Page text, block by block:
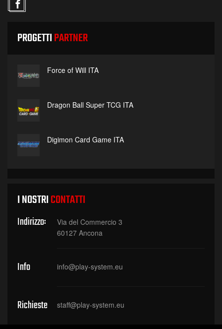
PROGETTIPARTNER
Force of Will ITA
Dragon Ball Super TCG ITA
Digimon Card Game ITA
I NOSTRICONTATTI
Indirizzo:
Via del Commercio 3
60127 Ancona
Info info@play-system.eu
Richieste staff@play-system.eu